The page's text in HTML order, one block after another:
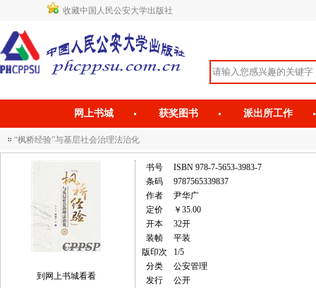
收藏中国人民公安大学出版社
网上书城 获奖图书 派出所工作
“枫桥经验”与基层社会治理法治化
到网上书城看看
书号
ISBN 978-7-5653-3983-7
条码
9787565339837
作者
尹华广
定价
￥35.00
开本
32开
装帧
平装
版印次
1/5
分类
公安管理
发行
公开